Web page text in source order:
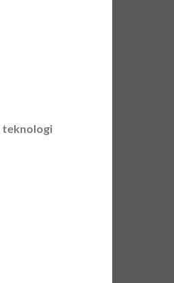
teknologi